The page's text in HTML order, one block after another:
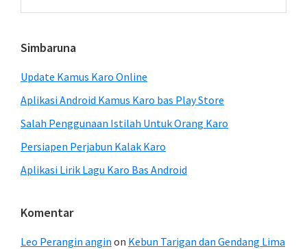
Simbaruna
Update Kamus Karo Online
Aplikasi Android Kamus Karo bas Play Store
Salah Penggunaan Istilah Untuk Orang Karo
Persiapen Perjabun Kalak Karo
Aplikasi Lirik Lagu Karo Bas Android
Komentar
Leo Perangin angin on Kebun Tarigan dan Gendang Lima